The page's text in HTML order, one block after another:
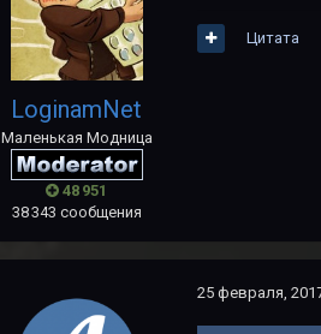
LoginamNet
Маленькая Модница
48 951
38 343 сообщения
Цитата
25 февраля,